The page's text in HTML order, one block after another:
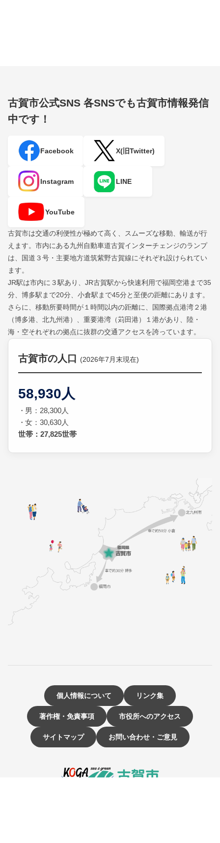
古賀市公式SNS 各SNSでも古賀市情報発信
中です！
Facebook X(旧Twitter)
Instagram LINE
YouTube
古賀市は交通の利便性が極めて高く、スムーズな移動、輸送が行
えます。市内にある九州自動車道古賀インターチェンジのランプ
は、国道３号・主要地方道筑紫野古賀線にそれぞれ設けられてい
ます。
JR駅は市内に３駅あり、JR古賀駅から快速利用で福岡空港まで35
分、博多駅まで20分、小倉駅まで45分と至便の距離にあります。
さらに、移動所要時間が１時間以内の距離に、国際拠点港湾２港
（博多港、北九州港）、重要港湾（苅田港）１港があり、陸・
海・空それぞれの拠点に抜群の交通アクセスを誇っています。
古賀市の人口 (2026年7月末現在)
58,930人
男：28,300人
女：30,630人
世帯：27,825世帯
個人情報について リンク集
著作権・免責事項 市役所へのアクセス
サイトマップ お問い合わせ・ご意見